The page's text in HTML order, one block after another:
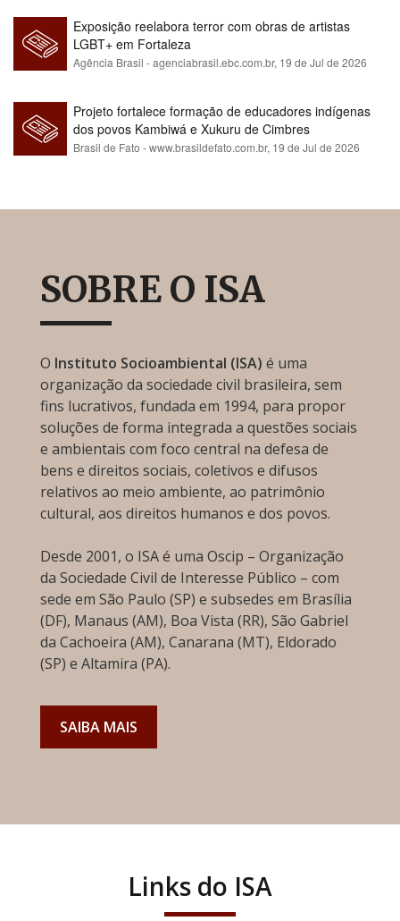
Exposição reelabora terror com obras de artistas
LGBT+ em Fortaleza
Agência Brasil - agenciabrasil.ebc.com.br, 19 de Jul de 2026
Projeto fortalece formação de educadores indígenas
dos povos Kambiwá e Xukuru de Cimbres
Brasil de Fato - www.brasildefato.com.br, 19 de Jul de 2026
SOBRE O ISA
O Instituto Socioambiental (ISA) é uma
organização da sociedade civil brasileira, sem
fins lucrativos, fundada em 1994, para propor
soluções de forma integrada a questões sociais
e ambientais com foco central na defesa de
bens e direitos sociais, coletivos e difusos
relativos ao meio ambiente, ao patrimônio
cultural, aos direitos humanos e dos povos.
Desde 2001, o ISA é uma Oscip – Organização
da Sociedade Civil de Interesse Público – com
sede em São Paulo (SP) e subsedes em Brasília
(DF), Manaus (AM), Boa Vista (RR), São Gabriel
da Cachoeira (AM), Canarana (MT), Eldorado
(SP) e Altamira (PA).
SAIBA MAIS
Links do ISA